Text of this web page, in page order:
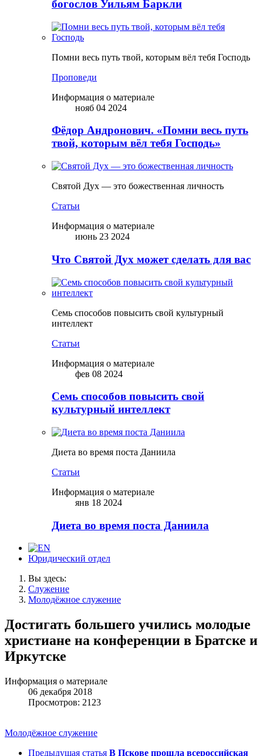
богослов Уильям Баркли
Помни весь путь твой, которым вёл тебя Господь
Проповеди
Информация о материале
нояб 04 2024
Фёдор Андронович. «Помни весь путь
твой, которым вёл тебя Господь»
Святой Дух — это божественная личность
Статьи
Информация о материале
июнь 23 2024
Что Святой Дух может сделать для вас
Семь способов повысить свой культурный
интеллект
Статьи
Информация о материале
фев 08 2024
Семь способов повысить свой
культурный интеллект
Диета во время поста Даниила
Статьи
Информация о материале
янв 18 2024
Диета во время поста Даниила
Юридический отдел
Вы здесь:
Служение
Молодёжное служение
Достигать большего учились молодые
христиане на конференции в Братске и
Иркутске
Информация о материале
06 декабря 2018
Просмотров: 2123
Молодёжное служение
Предыдущая статья В Пскове прошла всероссийская